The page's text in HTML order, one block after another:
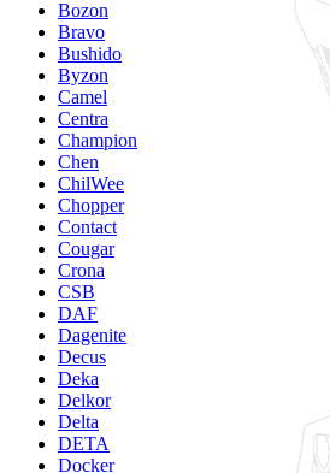
Bozon
Bravo
Bushido
Byzon
Camel
Centra
Champion
Chen
ChilWee
Chopper
Contact
Cougar
Crona
CSB
DAF
Dagenite
Decus
Deka
Delkor
Delta
DETA
Docker